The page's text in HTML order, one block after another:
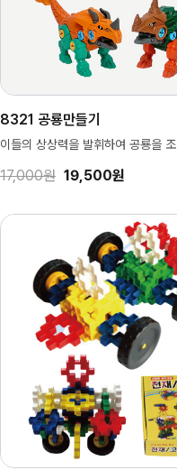
8321 공룡만들기
이들의 상상력을 발휘하여 공룡을
17,000원 19,500원